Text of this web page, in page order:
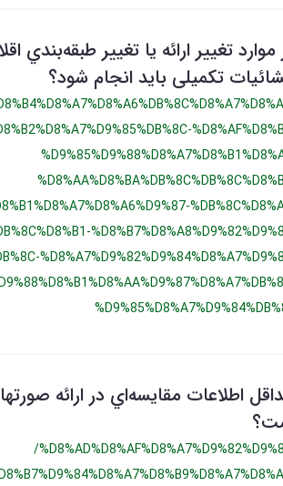
موارد تغییر ارائه يا تغییر طبقه‌بندي
تکمیلی باید انجام شود؟
اطلاعات مقايسه‌اي در ارائه
/